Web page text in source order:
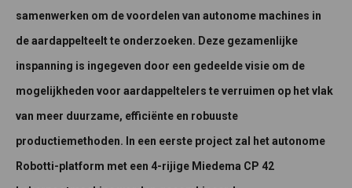
samenwerken om de voordelen van autonome machines in
de aardappelteelt te onderzoeken. Deze gezamenlijke
inspanning is ingegeven door een gedeelde visie om de
mogelijkheden voor aardappeltelers te verruimen op het vlak
van meer duurzame, efficiënte en robuuste
productiemethoden. In een eerste project zal het autonome
Robotti-platform met een 4-rijige Miedema CP 42